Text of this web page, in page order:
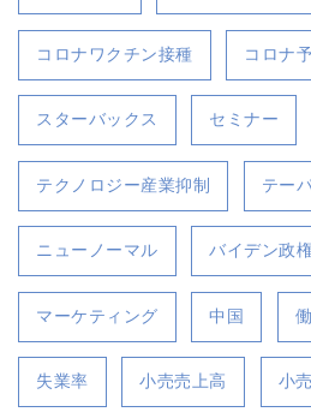
コロナワクチン接種 コロナ
スターバックス セミナー
テクノロジー産業抑制 テー
ニューノーマル バイデン政
マーケティング 中国
失業率 小売売上高 小